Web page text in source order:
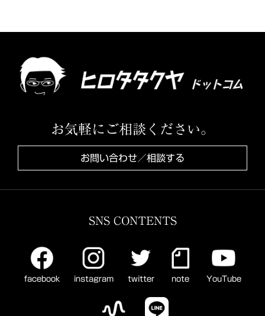
お気軽にご相談ください。
お問い合わせ／相談する
SNS CONTENTS
facebook instagram twitter note YouTube